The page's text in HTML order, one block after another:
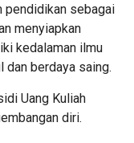
pendidikan sebagai
menyiapkan
kedalaman ilmu
dan berdaya saing.
Uang Kuliah
diri.